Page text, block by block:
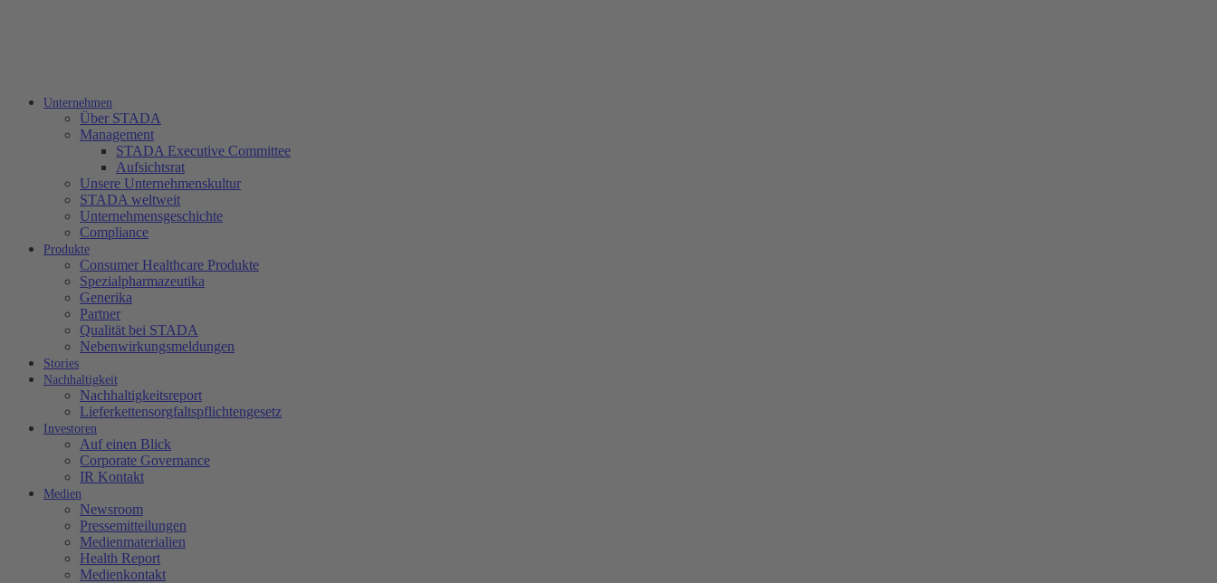
Unternehmen
Über STADA
Management
STADA Executive Committee
Aufsichtsrat
Unsere Unternehmenskultur
STADA weltweit
Unternehmensgeschichte
Compliance
Produkte
Consumer Healthcare Produkte
Spezialpharmazeutika
Generika
Partner
Qualität bei STADA
Nebenwirkungsmeldungen
Stories
Nachhaltigkeit
Nachhaltigkeitsreport
Lieferkettensorgfaltspflichtengesetz
Investoren
Auf einen Blick
Corporate Governance
IR Kontakt
Medien
Newsroom
Pressemitteilungen
Medienmaterialien
Health Report
Medienkontakt